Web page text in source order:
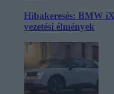
Hibakeresés: BMW
vezetési élmények